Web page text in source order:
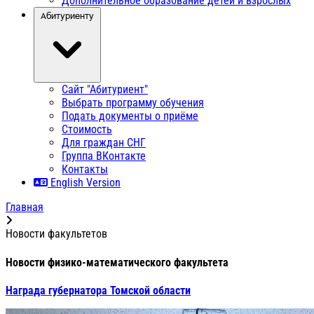
Абитуриенту
Сайт "Абитуриент"
Выбрать программу обучения
Подать документы о приёме
Стоимость
Для граждан СНГ
Группа ВКонтакте
Контакты
English Version
Главная
Новости факультетов
Новости физико-математического факультета
Награда губернатора Томской области